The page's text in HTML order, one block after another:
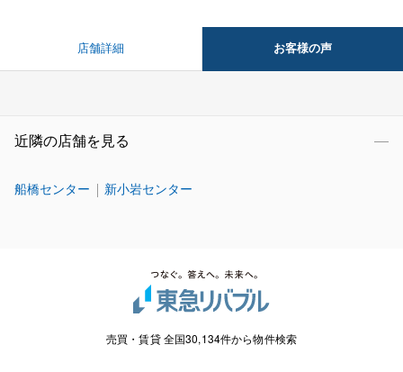
店舗詳細 お客様の声
近隣の店舗を見る
船橋センター 新小岩センター
売買・賃貸 全国30,134件から物件検索